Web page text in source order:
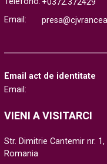
+0372.372429
Email:
Email act de identitate
Email:
VIENI A VISITARCI
Str. Dimitrie Cantemir nr.
Romania